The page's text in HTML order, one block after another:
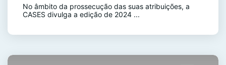
No âmbito da prossecução das suas atribuições, a
CASES divulga a edição de 2024 ...